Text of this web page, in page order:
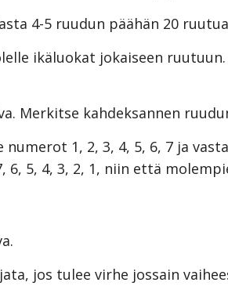
4-5 ruudun päähän 20
ikäluokat jokaiseen ruutuun.
Merkitse kahdeksannen
1, 2, 3, 4, 5, 6, 7 ja
5, 4, 3, 2, 1, niin että
jos tulee virhe jossain